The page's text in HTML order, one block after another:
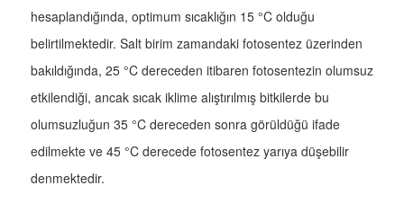
hesaplandığında, optimum sıcaklığın 15 °C olduğu
belirtilmektedir. Salt birim zamandaki fotosentez üzerinden
bakıldığında, 25 °C dereceden itibaren fotosentezin olumsuz
etkilendiği, ancak sıcak iklime alıştırılmış bitkilerde bu
olumsuzluğun 35 °C dereceden sonra görüldüğü ifade
edilmekte ve 45 °C derecede fotosentez yarıya düşebilir
denmektedir.